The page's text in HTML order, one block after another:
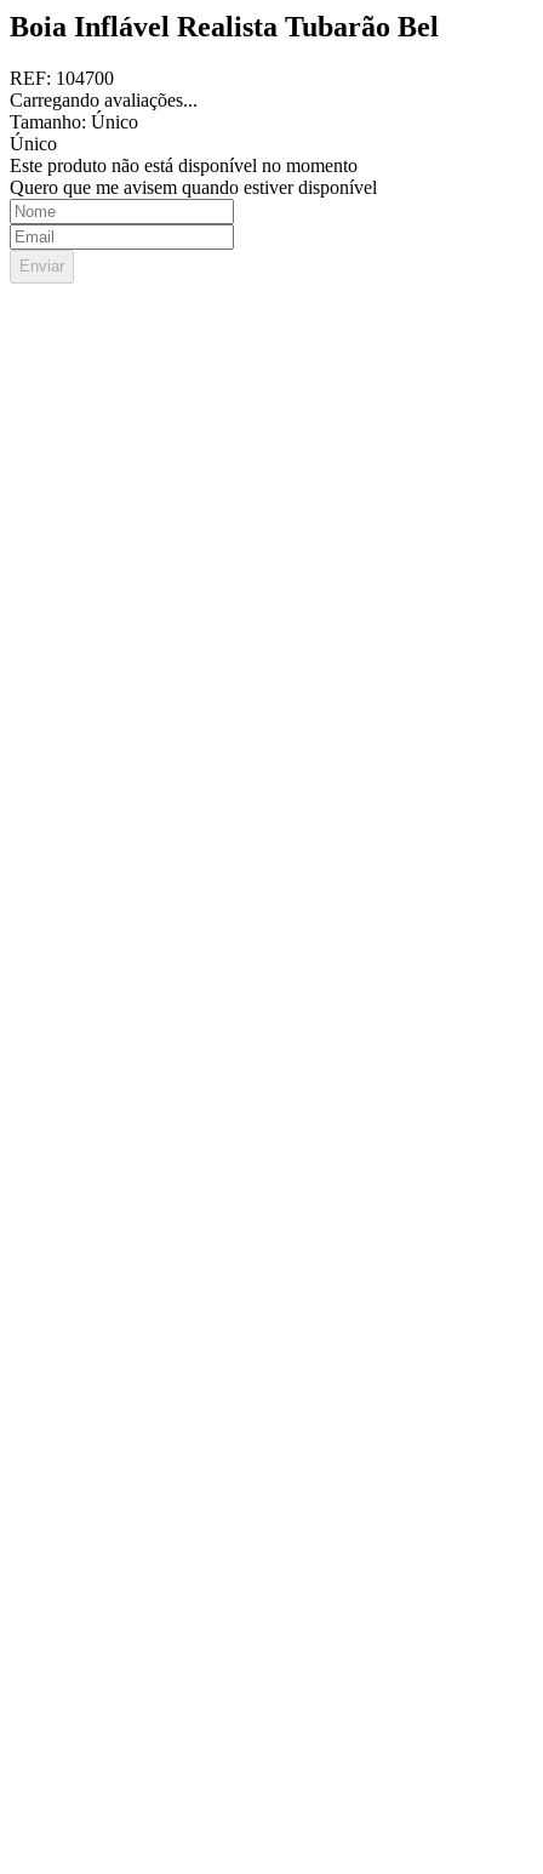
Boia Inflável Realista Tubarão Bel
REF: 104700
Carregando avaliações...
Tamanho: Único
Único
Este produto não está disponível no momento
Quero que me avisem quando estiver disponível
Enviar